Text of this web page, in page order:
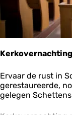
k
a
s
t
K
e
r
Ervaar de rust in
gerestaureerde,
gelegen